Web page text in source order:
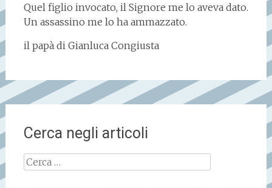
Quel figlio invocato, il Signore me lo aveva dato.
Un assassino me lo ha ammazzato.
il papà di Gianluca Congiusta
Cerca negli articoli
Ricerca
per: